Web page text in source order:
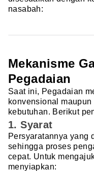
nasabah:
Mekanisme
Pegadaian
Saat ini, Pegadaian
konvensional
kebutuhan. Berikut
1. Syarat
Persyaratannya yang
sehingga proses
cepat. Untuk
menyiapkan: